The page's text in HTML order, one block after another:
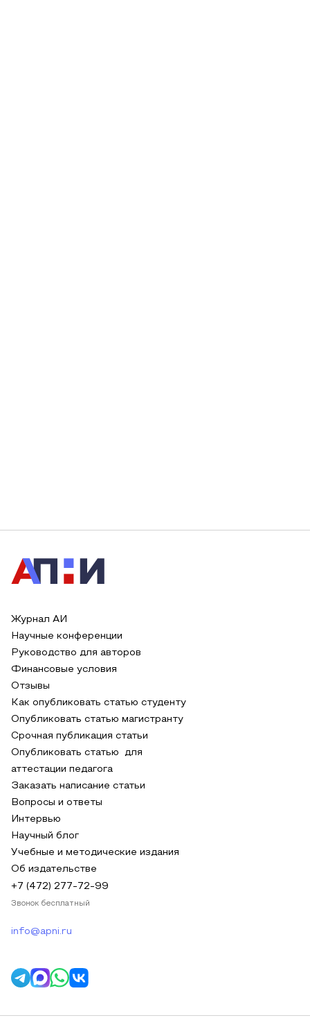
Журнал АИ
Научные конференции
Руководство для авторов
Финансовые условия
Отзывы
Как опубликовать статью студенту
Опубликовать статью магистранту
Срочная публикация статьи
Опубликовать статью для
аттестации педагога
Заказать написание статьи
Вопросы и ответы
Интервью
Научный блог
Учебные и методические издания
Об издательстве
+7 (472) 277-72-99
Звонок бесплатный
info@apni.ru